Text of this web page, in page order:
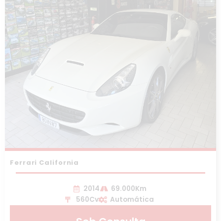
Ferrari California
2014
69.000Km
560Cv
Automática